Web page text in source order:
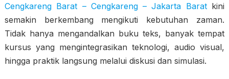
Cengkareng Barat – Cengkareng – Jakarta Baratkini
semakin berkembang mengikuti kebutuhan zaman.
Tidak hanya mengandalkan buku teks, banyak tempat
kursus yang mengintegrasikan teknologi, audio visual,
hingga praktik langsung melalui diskusi dan simulasi.